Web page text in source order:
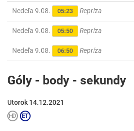
Nedeľa 9.08. 05:23 Repríza
Nedeľa 9.08. 05:50 Repríza
Nedeľa 9.08. 06:50 Repríza
Góly - body - sekundy
Utorok 14.12.2021